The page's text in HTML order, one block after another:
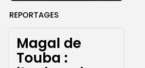
REPORTAGES
Magal de
Touba :